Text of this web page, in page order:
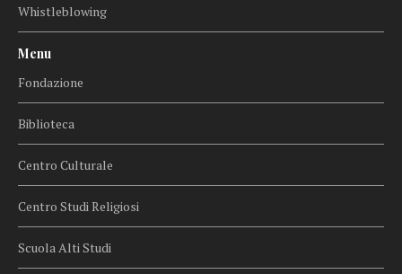
Whistleblowing
Menu
Fondazione
Biblioteca
Centro Culturale
Centro Studi Religiosi
Scuola Alti Studi